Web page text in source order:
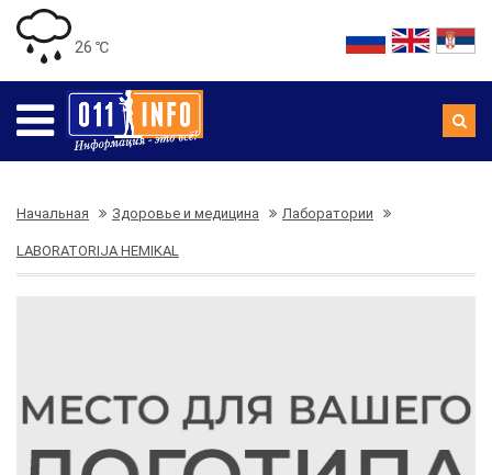
26 ℃
Начальная Здоровье и медицина Лаборатории
LABORATORIJA HEMIKAL